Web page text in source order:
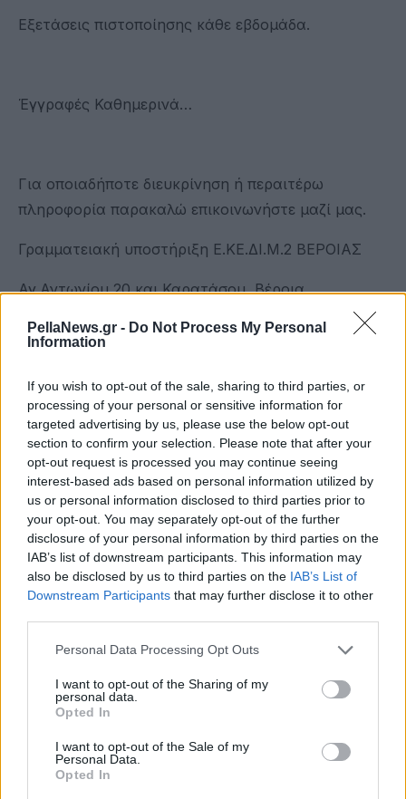
PellaNews.gr - Do Not Process My Personal
Information
If you wish to opt-out of the sale, sharing to third parties, or
processing of your personal or sensitive information for
targeted advertising by us, please use the below opt-out
section to confirm your selection. Please note that after your
opt-out request is processed you may continue seeing
interest-based ads based on personal information utilized by
us or personal information disclosed to third parties prior to
your opt-out. You may separately opt-out of the further
disclosure of your personal information by third parties on the
IAB’s list of downstream participants. This information may
also be disclosed by us to third parties on the IAB’s List of
Downstream Participants that may further disclose it to other
Personal Data Processing Opt Outs
I want to opt-out of the Sharing of my
personal data.
Opted In
I want to opt-out of the Sale of my
Personal Data.
Opted In
Εξετάσεις πιστοποίησης κάθε εβδομάδα.
Έγγραφές Καθημερινά…
Για οποιαδήποτε διευκρίνηση ή περαιτέρω
πληροφορία παρακαλώ επικοινωνήστε μαζί μας.
Γραμματειακή υποστήριξη Ε.ΚΕ.ΔΙ.Μ.2 ΒΕΡΟΙΑΣ
Αγ.Αντωνίου 20 και Καρατάσου, Βέροια
τηλ: 2331021061,6987609733
site:http://ekedim-verias.gr/
fb: ΕΚΕΔΙΜ Βέροιας
Email:ekedimtheoxas@gmail.com